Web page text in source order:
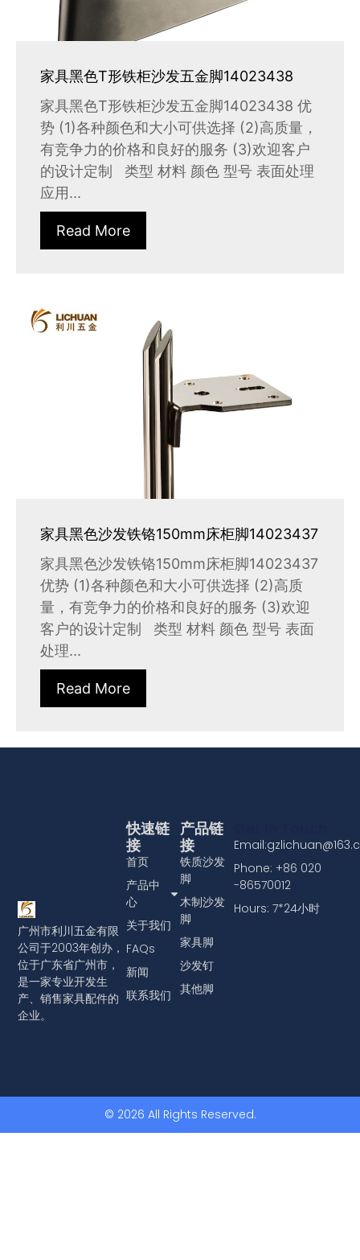
家具黑色T形铁柜沙发五金脚14023438
家具黑色T形铁柜沙发五金脚14023438 优
势 (1)各种颜色和大小可供选择 (2)高质量，
有竞争力的价格和良好的服务 (3)欢迎客户
的设计定制 类型 材料 颜色 型号 表面处理
应用...
Read More
家具黑色沙发铁铬150mm床柜脚14023437
家具黑色沙发铁铬150mm床柜脚14023437
优势 (1)各种颜色和大小可供选择 (2)高质
量，有竞争力的价格和良好的服务 (3)欢迎
客户的设计定制 类型 材料 颜色 型号 表面
处理...
Read More
广州市利川五金有限
公司于2003年创办，
位于广东省广州市，
是一家专业开发生
产、销售家具配件的
企业。
产品链
接
铁质沙发
脚
木制沙发
脚
家具脚
沙发钉
其他脚
快速链
接
首页
产品中
心
关于我们
FAQs
新闻
联系我们
Phone: +86 020
-86570012
Hours: 7*24小时
© 2026 All Rights Reserved.